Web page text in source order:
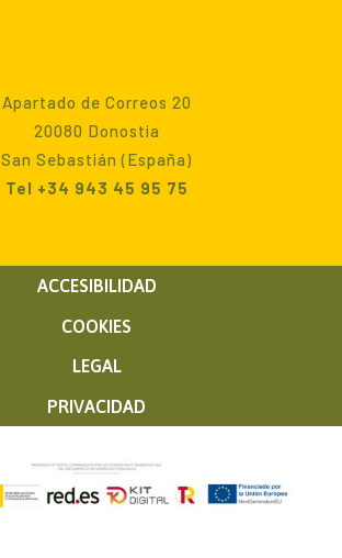
Apartado de Correos 20
20080 Donostia
San Sebastián (España)
Tel +34 943 45 95 75
ACCESIBILIDAD
COOKIES
LEGAL
PRIVACIDAD